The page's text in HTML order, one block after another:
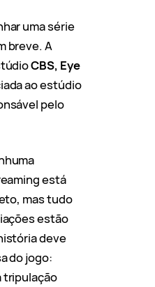
uma série
breve. A
CBS, Eye
ao estúdio
pelo
está
mas tudo
estão
deve
do jogo:
tripulação